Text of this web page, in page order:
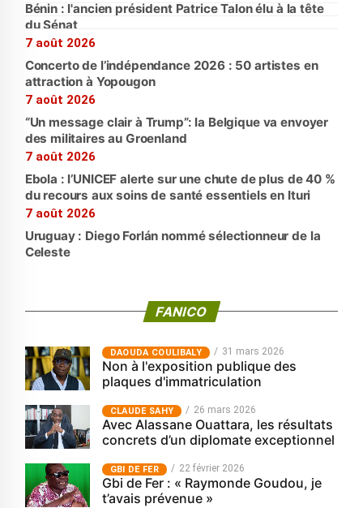
Bénin : l'ancien président Patrice Talon élu à la tête
du Sénat
7 août 2026
Concerto de l’indépendance 2026 : 50 artistes en
attraction à Yopougon
7 août 2026
“Un message clair à Trump”: la Belgique va envoyer
des militaires au Groenland
7 août 2026
Ebola : l’UNICEF alerte sur une chute de plus de 40 %
du recours aux soins de santé essentiels en Ituri
7 août 2026
Uruguay : Diego Forlán nommé sélectionneur de la
Celeste
FANICO
‎DAOUDA COULIBALY 31 mars 2026
Non à l'exposition publique des
plaques d'immatriculation
CLAUDE SAHY 26 mars 2026
Avec Alassane Ouattara, les résultats
concrets d’un diplomate exceptionnel
GBI DE FER 22 février 2026
Gbi de Fer : « Raymonde Goudou, je
t’avais prévenue »